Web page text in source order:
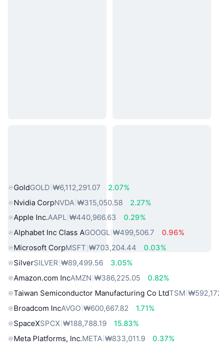
GoldGOLD ₩6,112,291.07
2.07%
Nvidia CorpNVDA ₩315,050.58
2.27%
Apple Inc.AAPL ₩440,966.63
0.29%
Alphabet Inc Class AGOOGL ₩499,506.7
0.96%
Microsoft CorpMSFT ₩703,204.44
0.03%
SilverSILVER ₩89,499.56
3.05%
Amazon.com IncAMZN ₩386,225.05
0.82%
Taiwan Semiconductor Manufacturing Co LtdTSM
Broadcom IncAVGO ₩600,667.82
1.71%
SpaceXSPCX ₩188,788.19
15.83%
Meta Platforms, Inc.META ₩833,011.9
0.37%